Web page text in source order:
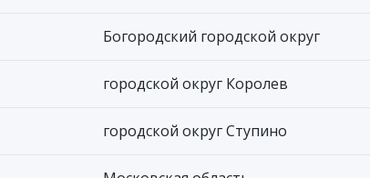
Богородский городской округ
городской округ Королев
городской округ Ступино